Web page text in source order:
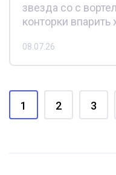
звезда со с
конторки впарить
08.07.26
1 2 3